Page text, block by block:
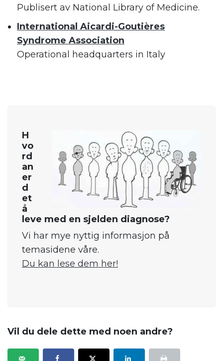
Publisert av National Library of Medicine.
International Aicardi-Goutières
Syndrome Association
Operational headquarters in Italy
H
vo
rd
an
er
d
et
å
leve med en sjelden diagnose?
Vi har mye nyttig informasjon på
temasidene våre.
Du kan lese dem her!
Vil du dele dette med noen andre?